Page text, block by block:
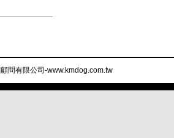
問有限公司-www.kmdog.com.tw